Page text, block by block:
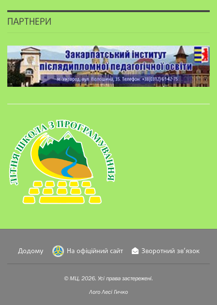
ПАРТНЕРИ
Додому На офіційний сайт Зворотний зв’язок
© МЦ, 2026. Усі права застережені.
Лого Лесі Гичко